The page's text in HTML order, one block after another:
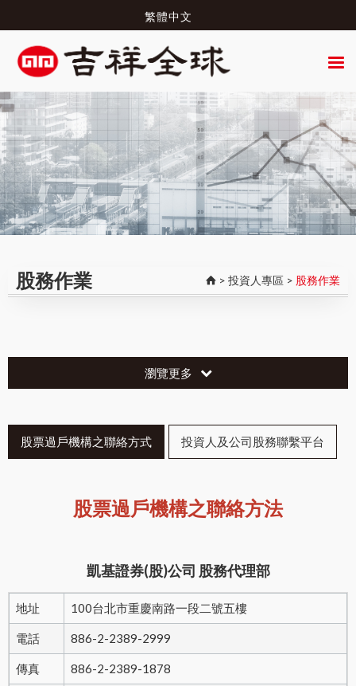
繁體中文
股務作業 > 投資人專區 > 股務作業
瀏覽更多
股票過戶機構之聯絡方式 投資人及公司股務聯繫平台
股票過戶機構之聯絡方法
凱基證券(股)公司 股務代理部
地址 100台北市重慶南路一段二號五樓
電話 886-2-2389-2999
傳真 886-2-2389-1878